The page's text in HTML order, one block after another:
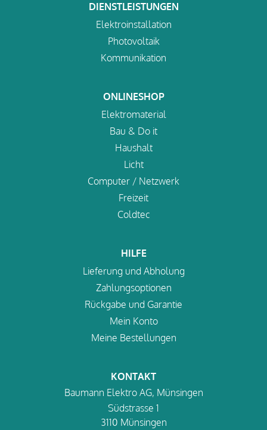
DIENSTLEISTUNGEN
Elektroinstallation
Photovoltaik
Kommunikation
ONLINESHOP
Elektromaterial
Bau & Do it
Haushalt
Licht
Computer / Netzwerk
Freizeit
Coldtec
HILFE
Lieferung und Abholung
Zahlungsoptionen
Rückgabe und Garantie
Mein Konto
Meine Bestellungen
KONTAKT
Baumann Elektro AG, Münsingen
Südstrasse 1
3110 Münsingen